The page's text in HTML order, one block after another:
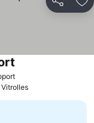
Partager
Consulter les prix